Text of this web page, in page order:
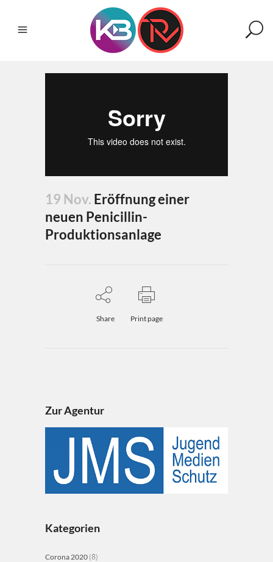
19 Nov. Eröffnung einer
neuen Penicillin-
Produktionsanlage
Share Print page
Zur Agentur
Kategorien
Corona 2020 (8)